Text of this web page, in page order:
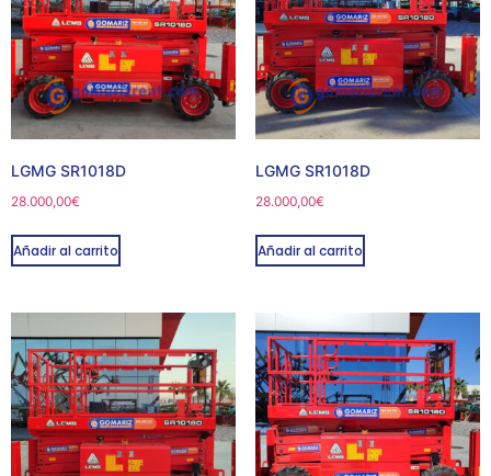
LGMG SR1018D
28.000,00€
Añadir al carrito
LGMG SR1018D
28.000,00€
Añadir al carrito